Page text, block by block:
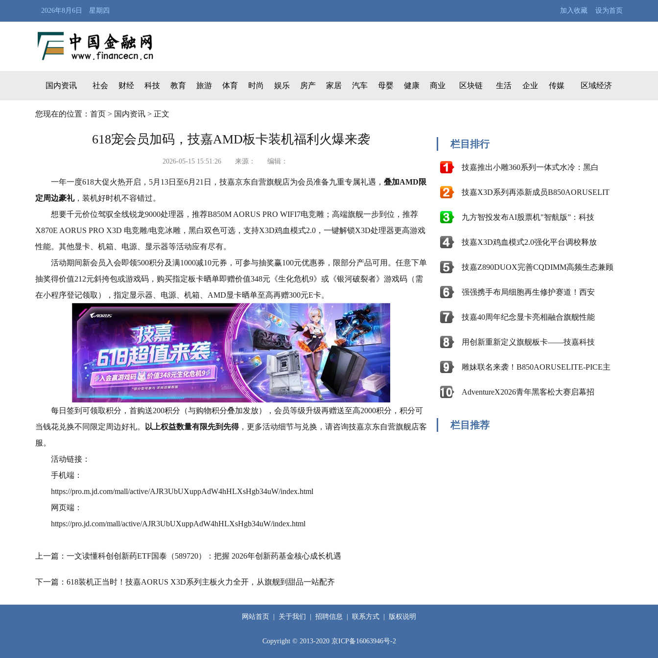
2026年8月6日 星期四 加入收藏 设为首页
国内资讯 社会 财经 科技 教育 旅游 体育 时尚 娱乐 房产 家居 汽车 母婴 健康 商业 区块链 生活 企业 传媒 区域经济
您现在的位置： 首页 > 国内资讯 > 正文
618宠会员加码，技嘉AMD板卡装机福利火爆来袭
2026-05-15 15:51:26 来源： 编辑：
一年一度618大促火热开启，5月13日至6月21日，技嘉京东自营旗舰店为会员准备九重专属礼遇， 叠加AMD限
定周边豪礼，装机好时机不容错过。
想要千元价位驾驭全线锐龙9000处理器，推荐B850M AORUS PRO WIFI7电竞雕；高端旗舰一步到位，推荐
X870E AORUS PRO X3D 电竞雕/电竞冰雕，黑白双色可选，支持X3D鸡血模式2.0，一键解锁X3D处理器更高游戏
性能。其他显卡、机箱、电源、显示器等活动应有尽有。
活动期间新会员入会即领500积分及满1000减10元券，可参与抽奖赢100元优惠券，限部分产品可用。任意下单
抽奖得价值212元斜挎包或游戏码，购买指定板卡晒单即赠价值348元《生化危机9》或《银河破裂者》游戏码（需
在小程序登记领取），指定显示器、电源、机箱、AMD显卡晒单至高再赠300元E卡。
每日签到可领取积分，首购送200积分（与购物积分叠加发放），会员等级升级再赠送至高2000积分，积分可
当钱花兑换不同限定周边好礼。
以上权益数量有限先到先得，更多活动细节与兑换，请咨询技嘉京东自营旗舰店客
服。
活动链接：
手机端：
https://pro.m.jd.com/mall/active/AJR3UbUXuppAdW4hHLXsHgb34uW/index.html
网页端：
https://pro.jd.com/mall/active/AJR3UbUXuppAdW4hHLXsHgb34uW/index.html
上一篇： 一文读懂科创创新药ETF国泰（589720）：把握 2026年创新药基金核心成长机遇
下一篇： 618装机正当时！技嘉AORUS X3D系列主板火力全开，从旗舰到甜品一站配齐
栏目排行
技嘉推出小雕360系列一体式水冷：黑白
技嘉X3D系列再添新成员B850AORUSELIT
九方智投发布AI股票机"智航版”：科技
技嘉X3D鸡血模式2.0强化平台调校释放
技嘉Z890DUOX完善CQDIMM高频生态兼顾
强强携手布局细胞再生修护赛道！西安
技嘉40周年纪念显卡亮相融合旗舰性能
用创新重新定义旗舰板卡——技嘉科技
雕妹联名来袭！B850AORUSELITE-PICE主
AdventureX2026青年黑客松大赛启幕招
栏目推荐
网站首页 关于我们 招聘信息 联系方式 版权说明
Copyright © 2013-2020 京ICP备16063946号-2